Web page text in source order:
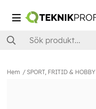
Hem SPORT, FRITID & HOBBY